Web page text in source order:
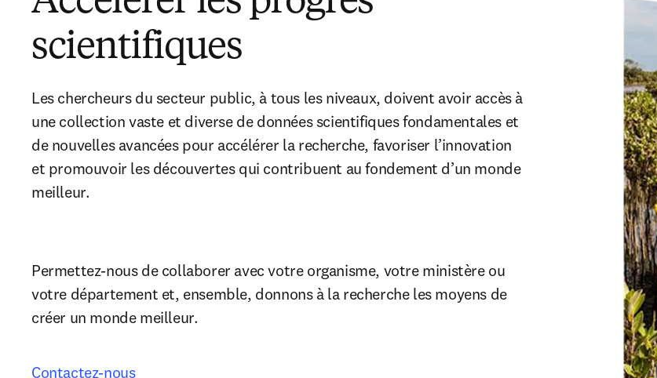
scientifiques
Les chercheurs du secteur public, à tous les niveaux, doivent avoir accès à
une collection vaste et diverse de données scientifiques fondamentales et
de nouvelles avancées pour accélérer la recherche, favoriser l’innovation
et promouvoir les découvertes qui contribuent au fondement d’un monde
meilleur.
Permettez-nous de collaborer avec votre organisme, votre ministère ou
votre département et, ensemble, donnons à la recherche les moyens de
créer un monde meilleur.
Contactez-nous